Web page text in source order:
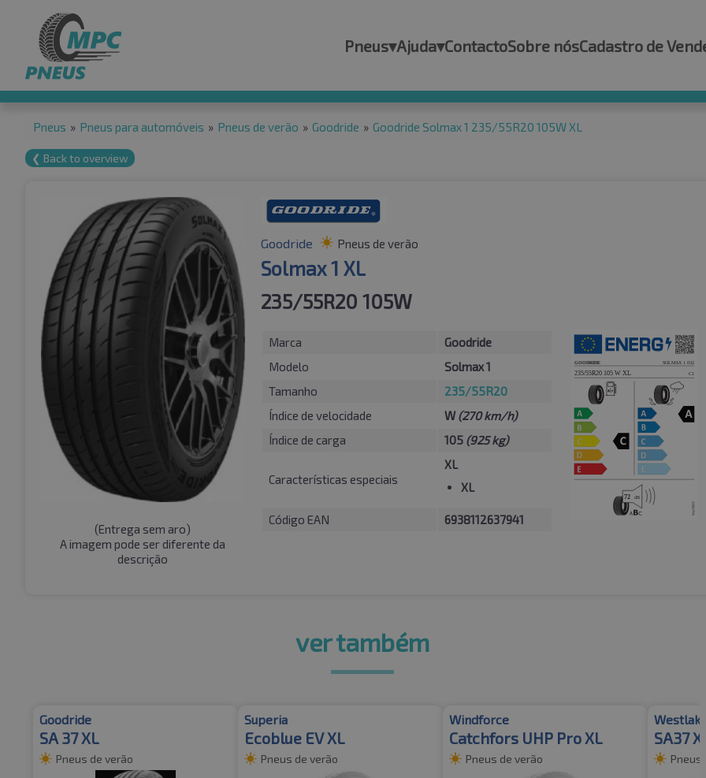
Pneus▾Ajuda▾ContactoSobre nósCadastro de
Pneus » Pneus para automóveis » Pneus de verão » Goodride » Goodride Solmax 1 235/55R20 105W XL
❮ Back to overview
(Entrega sem aro)
A imagem pode ser diferente da
descrição
Goodride Pneus de verão
Solmax 1 XL
235/55R20 105W
Marca
Goodride
Modelo
Solmax 1
Tamanho
235/55R20
Índice de velocidade
W (270 km/h)
Índice de carga
105 (925 kg)
Características especiais
XL
XL
Código EAN 6938112637941
ver também
Goodride
SA 37 XL
Pneus de verão
Superia
Ecoblue EV XL
Pneus de verão
Windforce
Catchfors UHP Pro XL
Pneus de verão
Westlake
SA37 XL
Pneus